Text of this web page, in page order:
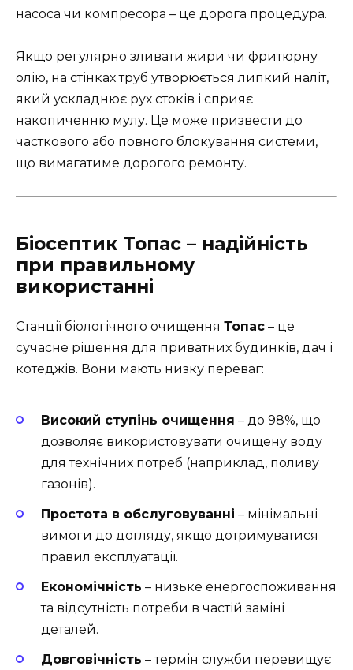
насоса чи компресора – це дорога процедура.
Якщо регулярно зливати жири чи фритюрну
олію, на стінках труб утворюється липкий наліт,
який ускладнює рух стоків і сприяє
накопиченню мулу. Це може призвести до
часткового або повного блокування системи,
що вимагатиме дорогого ремонту.
Біосептик Топас – надійність
при правильному
використанні
Станції біологічного очищення Топас – це
сучасне рішення для приватних будинків, дач і
котеджів. Вони мають низку переваг:
Високий ступінь очищення – до 98%, що
дозволяє використовувати очищену воду
для технічних потреб (наприклад, поливу
газонів).
Простота в обслуговуванні – мінімальні
вимоги до догляду, якщо дотримуватися
правил експлуатації.
Економічність – низьке енергоспоживання
та відсутність потреби в частій заміні
деталей.
Довговічність – термін служби перевищує